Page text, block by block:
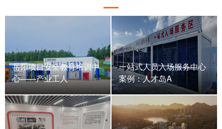
岳阳项目安全教育培训中
心——产业工人
一站式人员入场服务中心
案例：人才岛A